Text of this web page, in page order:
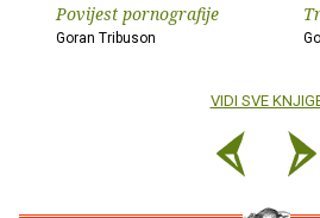
Povijest pornografije
Goran Tribuson
VIDI SVE